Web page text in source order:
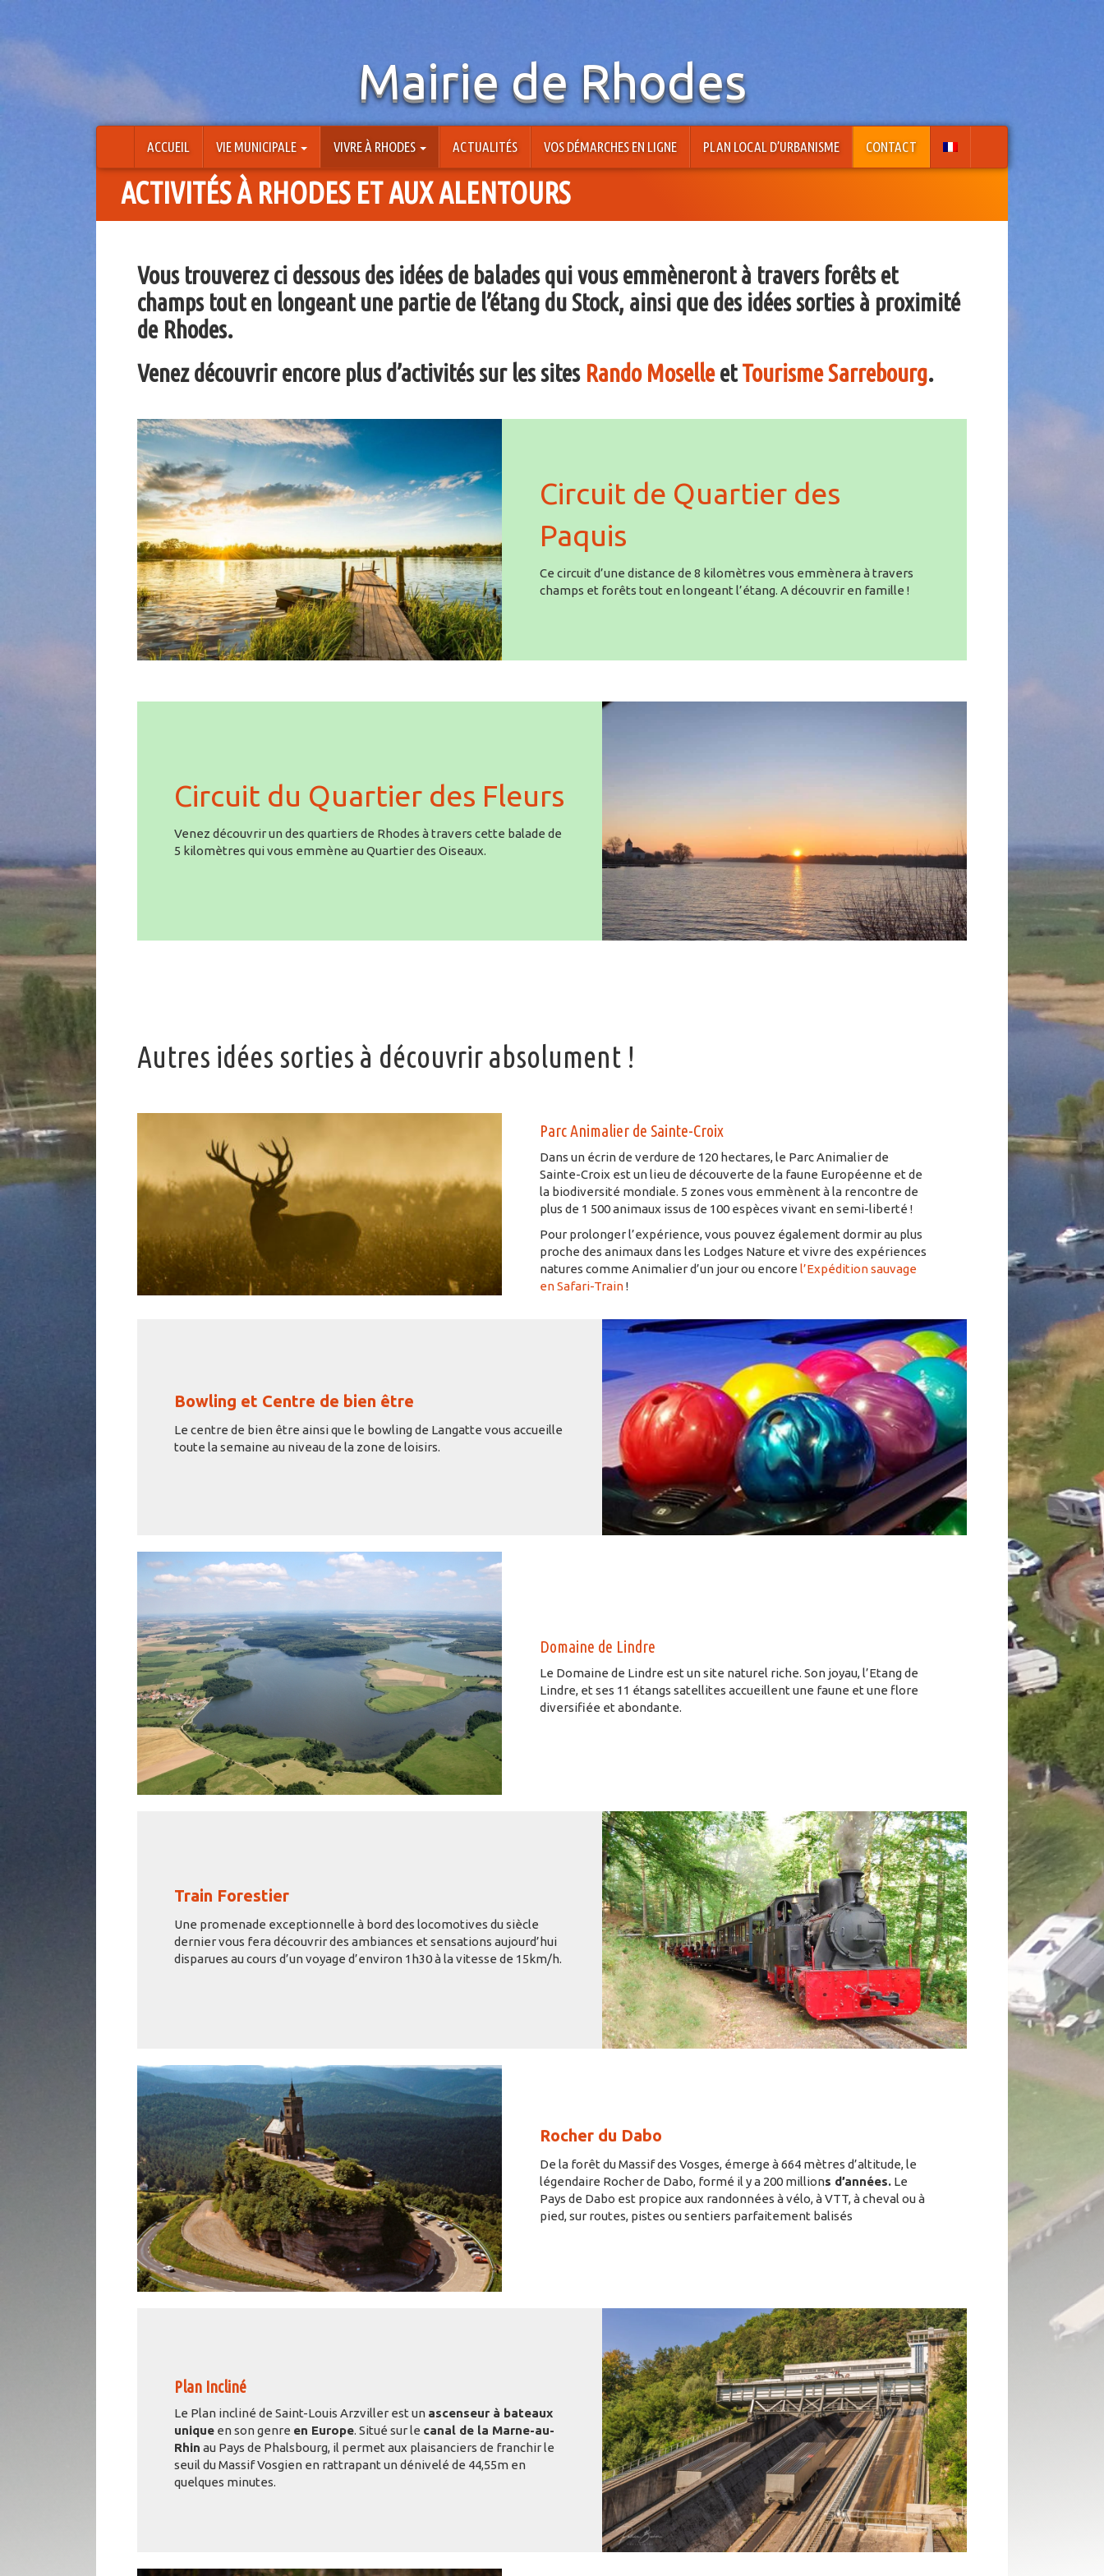
Mairie de Rhodes
ACCUEIL VIE MUNICIPALE VIVRE À RHODES ACTUALITÉS VOS DÉMARCHES EN LIGNE PLAN LOCAL D’URBANISME CONTACT
ACTIVITÉS À RHODES ET AUX ALENTOURS
Vous trouverez ci dessous des idées de baladesqui vous emmèneront à travers forêts et
champs tout en longeant une partie de l’étang du Stock, ainsi que des idées sorties à proximité
de Rhodes.
Venez découvrir encore plus d’activités sur les sites Rando MoselleetTourisme Sarrebourg.
Circuit de Quartier des
Paquis
Ce circuit d’une distance de 8 kilomètres vous emmènera à travers
champs et forêts tout en longeant l’étang. A découvrir en famille !
Circuit du Quartier des Fleurs
Venez découvrir un des quartiers de Rhodes à travers cette balade de
5 kilomètres qui vous emmène au Quartier des Oiseaux.
Autres idées sorties à découvrir absolument !
Parc Animalier de Sainte-Croix
Dans un écrin de verdure de 120 hectares, le Parc Animalier de
Sainte-Croix est un lieu de découverte de la faune Européenne et de
la biodiversité mondiale. 5 zones vous emmènent à la rencontre de
plus de 1 500 animaux issus de 100 espèces vivant en semi-liberté !
Pour prolonger l’expérience, vous pouvez également dormir au plus
proche des animaux dans les Lodges Nature et vivre des expériences
natures comme Animalier d’un jour ou encore l’Expédition sauvage
en Safari-Train!
Bowling et Centre de bien être
Le centre de bien être ainsi que le bowling de Langatte vous accueille
toute la semaine au niveau de la zone de loisirs.
Domaine de Lindre
Le Domaine de Lindre est un site naturel riche. Son joyau, l’Etang de
Lindre, et ses 11 étangs satellites accueillent une faune et une flore
diversifiée et abondante.
Train Forestier
Une promenade exceptionnelle à bord des locomotives du siècle
dernier vous fera découvrir des ambiances et sensations aujourd’hui
disparues au cours d’un voyage d’environ 1h30 à la vitesse de 15km/h.
Rocher du Dabo
De la forêt du Massif des Vosges, émerge à 664 mètres d’altitude, le
légendaire Rocher de Dabo, formé il y a 200 millions d’années.Le
Pays de Dabo est propice aux randonnées à vélo, à VTT, à cheval ou à
pied, sur routes, pistes ou sentiers parfaitement balisés
Plan Incliné
Le Plan incliné de Saint-Louis Arzviller est un ascenseur à bateaux
unique en son genre en Europe. Situé sur le canal de la Marne-au-
Rhin au Pays de Phalsbourg, il permet aux plaisanciers de franchir le
seuil du Massif Vosgien en rattrapant un dénivelé de 44,55m en
quelques minutes.